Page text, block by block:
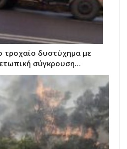
τροχαίο δυστύχημα με
σύγκρουση…